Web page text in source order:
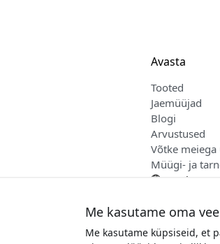
Avasta
Tooted
Jaemüüjad
Blogi
Arvustused
Võtke
Müügi- ja
Eesti
Me kasutame oma
Me kasutame küpsiseid, et